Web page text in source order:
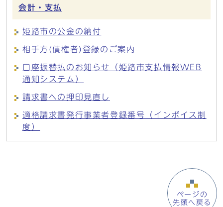
会計・支払
姫路市の公金の納付
相手方(債権者)登録のご案内
口座振替払のお知らせ（姫路市支払情報WEB
通知システム）
請求書への押印見直し
適格請求書発行事業者登録番号（インボイス制
度）
ページの
先頭へ戻る